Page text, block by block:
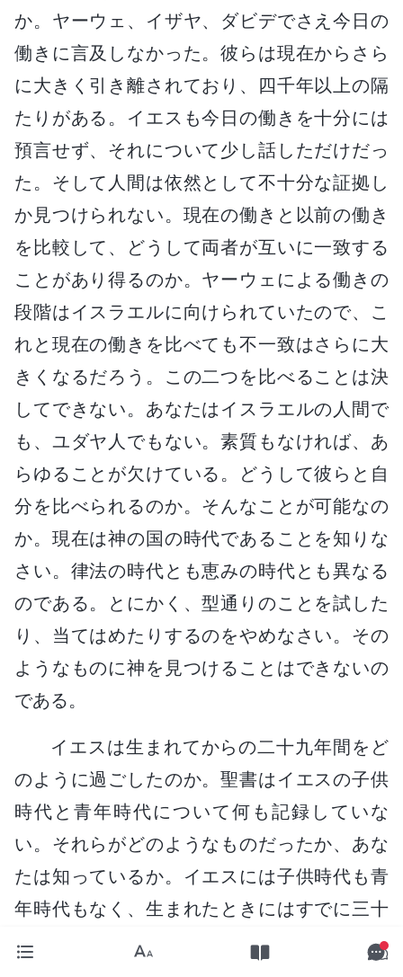
か。ヤーウェ、イザヤ、ダビデでさえ今日の
働きに言及しなかった。彼らは現在からさら
に大きく引き離されており、四千年以上の隔
たりがある。イエスも今日の働きを十分には
預言せず、それについて少し話しただけだっ
た。そして人間は依然として不十分な証拠し
か見つけられない。現在の働きと以前の働き
を比較して、どうして両者が互いに一致する
ことがあり得るのか。ヤーウェによる働きの
段階はイスラエルに向けられていたので、こ
れと現在の働きを比べても不一致はさらに大
きくなるだろう。この二つを比べることは決
してできない。あなたはイスラエルの人間で
も、ユダヤ人でもない。素質もなければ、あ
らゆることが欠けている。どうして彼らと自
分を比べられるのか。そんなことが可能なの
か。現在は神の国の時代であることを知りな
さい。律法の時代とも恵みの時代とも異なる
のである。とにかく、型通りのことを試した
り、当てはめたりするのをやめなさい。その
ようなものに神を見つけることはできないの
である。
イエスは生まれてからの二十九年間をど
のように過ごしたのか。聖書はイエスの子供
時代と青年時代について何も記録していな
い。それらがどのようなものだったか、あな
たは知っているか。イエスには子供時代も青
年時代もなく、生まれたときにはすでに三十
歳だったということなのか。あなたはあまり